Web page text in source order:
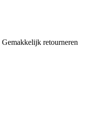
Gemakkelijk retourneren